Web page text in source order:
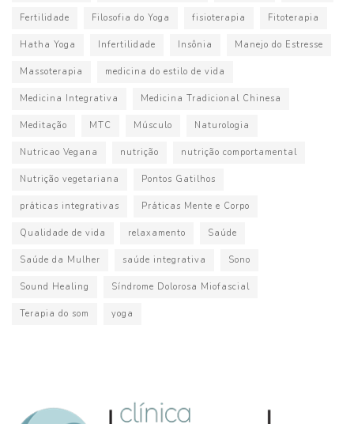
Fertilidade Filosofia do Yoga fisioterapia Fitoterapia
Hatha Yoga Infertilidade Insônia Manejo do Estresse
Massoterapia medicina do estilo de vida
Medicina Integrativa Medicina Tradicional Chinesa
Meditação MTC Músculo Naturologia
Nutricao Vegana nutrição nutrição comportamental
Nutrição vegetariana Pontos Gatilhos
práticas integrativas Práticas Mente e Corpo
Qualidade de vida relaxamento Saúde
Saúde da Mulher saúde integrativa Sono
Sound Healing Síndrome Dolorosa Miofascial
Terapia do som yoga